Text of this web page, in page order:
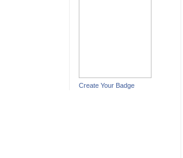
Create Your Badge